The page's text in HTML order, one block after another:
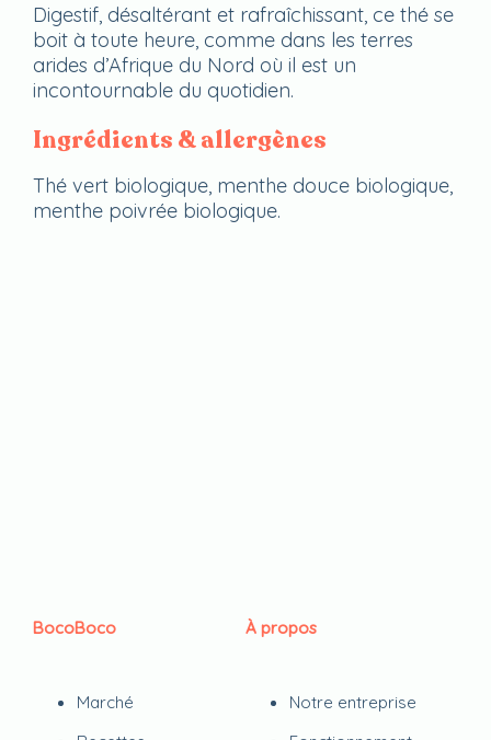
Digestif, désaltérant et rafraîchissant, ce thé se
boit à toute heure, comme dans les terres
arides d’Afrique du Nord où il est un
incontournable du quotidien.
Ingrédients & allergènes
Thé vert biologique, menthe douce biologique,
menthe poivrée biologique.
BocoBoco
Marché
À propos
Notre entreprise